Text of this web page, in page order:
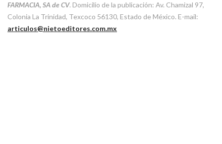
FARMACIA, SA de CV. Domicilio de la publicación: Av. Chamizal 97,
Colonia La Trinidad, Texcoco 56130, Estado de México. E-mail:
articulos@nietoeditores.com.mx